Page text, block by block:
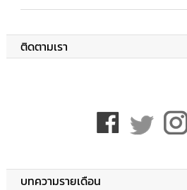
ติดตามเรา
บทความรายเดือน